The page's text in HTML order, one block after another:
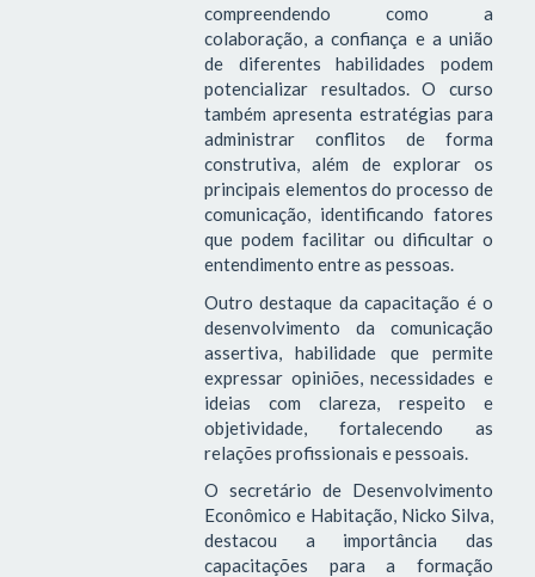
compreendendo como a
colaboração, a confiança e a união
de diferentes habilidades podem
potencializar resultados. O curso
também apresenta estratégias para
administrar conflitos de forma
construtiva, além de explorar os
principais elementos do processo de
comunicação, identificando fatores
que podem facilitar ou dificultar o
entendimento entre as pessoas.
Outro destaque da capacitação é o
desenvolvimento da comunicação
assertiva, habilidade que permite
expressar opiniões, necessidades e
ideias com clareza, respeito e
objetividade, fortalecendo as
relações profissionais e pessoais.
O secretário de Desenvolvimento
Econômico e Habitação, Nicko Silva,
destacou a importância das
capacitações para a formação